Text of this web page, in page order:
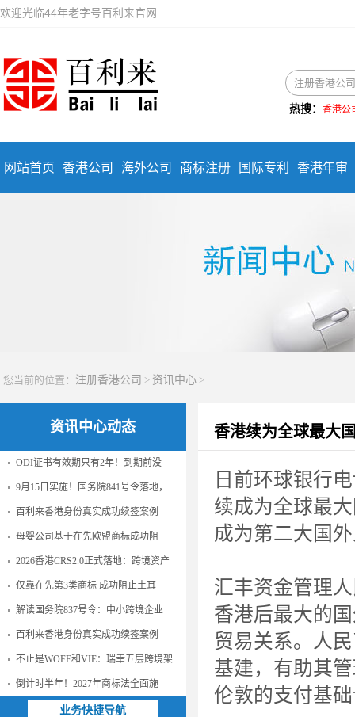
欢迎光临44年老字号百利来官网
热搜： 香港公
网站首页 香港公司 海外公司 商标注册 国际专利 香港年审
您当前的位置： 注册香港公司 > 资讯中心 >
资讯中心动态
ODI证书有效期只有2年！到期前没
9月15日实施！国务院841号令落地，
百利来香港身份真实成功续签案例
母婴公司基于在先欧盟商标成功阻
2026香港CRS2.0正式落地：跨境资产
仅靠在先第3类商标 成功阻止土耳
解读国务院837号令：中小跨境企业
百利来香港身份真实成功续签案例
不止是WOFE和VIE：瑞幸五层跨境架
倒计时半年！2027年商标法全面施
业务快捷导航
香港续为全球最大
日前环球银行
续成为全球最
成为第二大国
汇丰资金管理
香港后最大的
贸易关系。人
基建，有助其
伦敦的支付基